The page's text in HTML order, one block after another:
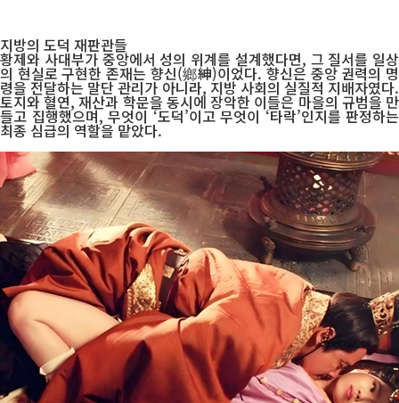
지방의 도덕 재판관들
황제와 사대부가 중앙에서 성의 위계를 설계했다면, 그 질서를 일상
의 현실로 구현한 존재는 향신(鄉紳)이었다. 향신은 중앙 권력의 명
령을 전달하는 말단 관리가 아니라, 지방 사회의 실질적 지배자였다.
토지와 혈연, 재산과 학문을 동시에 장악한 이들은 마을의 규범을 만
들고 집행했으며, 무엇이 ‘도덕’이고 무엇이 ‘타락’인지를 판정하는
최종 심급의 역할을 맡았다.